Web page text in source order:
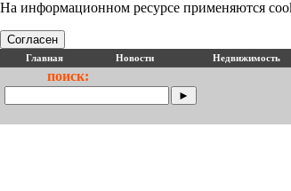
На информационном ресурсе применяются
Согласен
Главная Новости Недвижимость
поиск: